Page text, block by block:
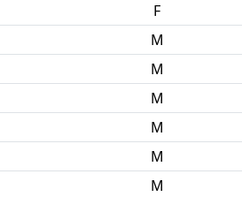
F
M
M
M
M
M
M